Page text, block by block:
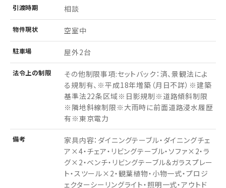
引渡時期 相談
物件現状 空室中
駐車場 屋外2台
法令上の制限
その他制限事項:セットバック：済、景観法によ
る規制有、※平成18年増築（月日不詳）※建築
基準法22条区域※日影規制※道路傾斜制限
※隣地斜線制限※大雨時に前面道路浸水履歴
有※東京電力
備考
家具内容：ダイニングテーブル・ダイニングチェ
ア×4・チェア・リビングテーブル・ソファ×2・ラ
グ×2・ベンチ・リビングテーブル＆ガラスプレー
ト・スツール×2・観葉植物・小物一式・プロジ
ェクターシーリングライト・照明一式・アウトド